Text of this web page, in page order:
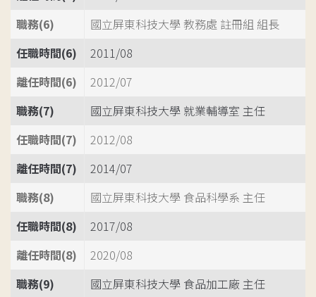
職務(6)
國立屏東科技大學 教務處 註冊組 組長
任職時間(6)
2011/08
離任時間(6)
2012/07
職務(7)
國立屏東科技大學 就業輔導室 主任
任職時間(7)
2012/08
離任時間(7)
2014/07
職務(8)
國立屏東科技大學 食品科學系 主任
任職時間(8)
2017/08
離任時間(8)
2020/08
職務(9)
國立屏東科技大學 食品加工廠 主任